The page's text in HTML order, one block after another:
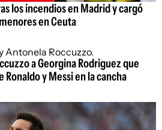
los incendios en Madrid y cargó
en Ceuta
a Georgina Rodriguez que
y Messi en la cancha